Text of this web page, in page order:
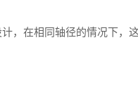
，在相同轴径的情况下，